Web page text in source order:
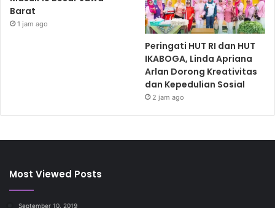
Barat
1 jam ago
Peringati HUT RI dan HUT
IKABOGA, Linda Apriana
Arlan Dorong Kreativitas
dan Kepedulian Sosial
2 jam ago
Most Viewed Posts
September 10, 2019